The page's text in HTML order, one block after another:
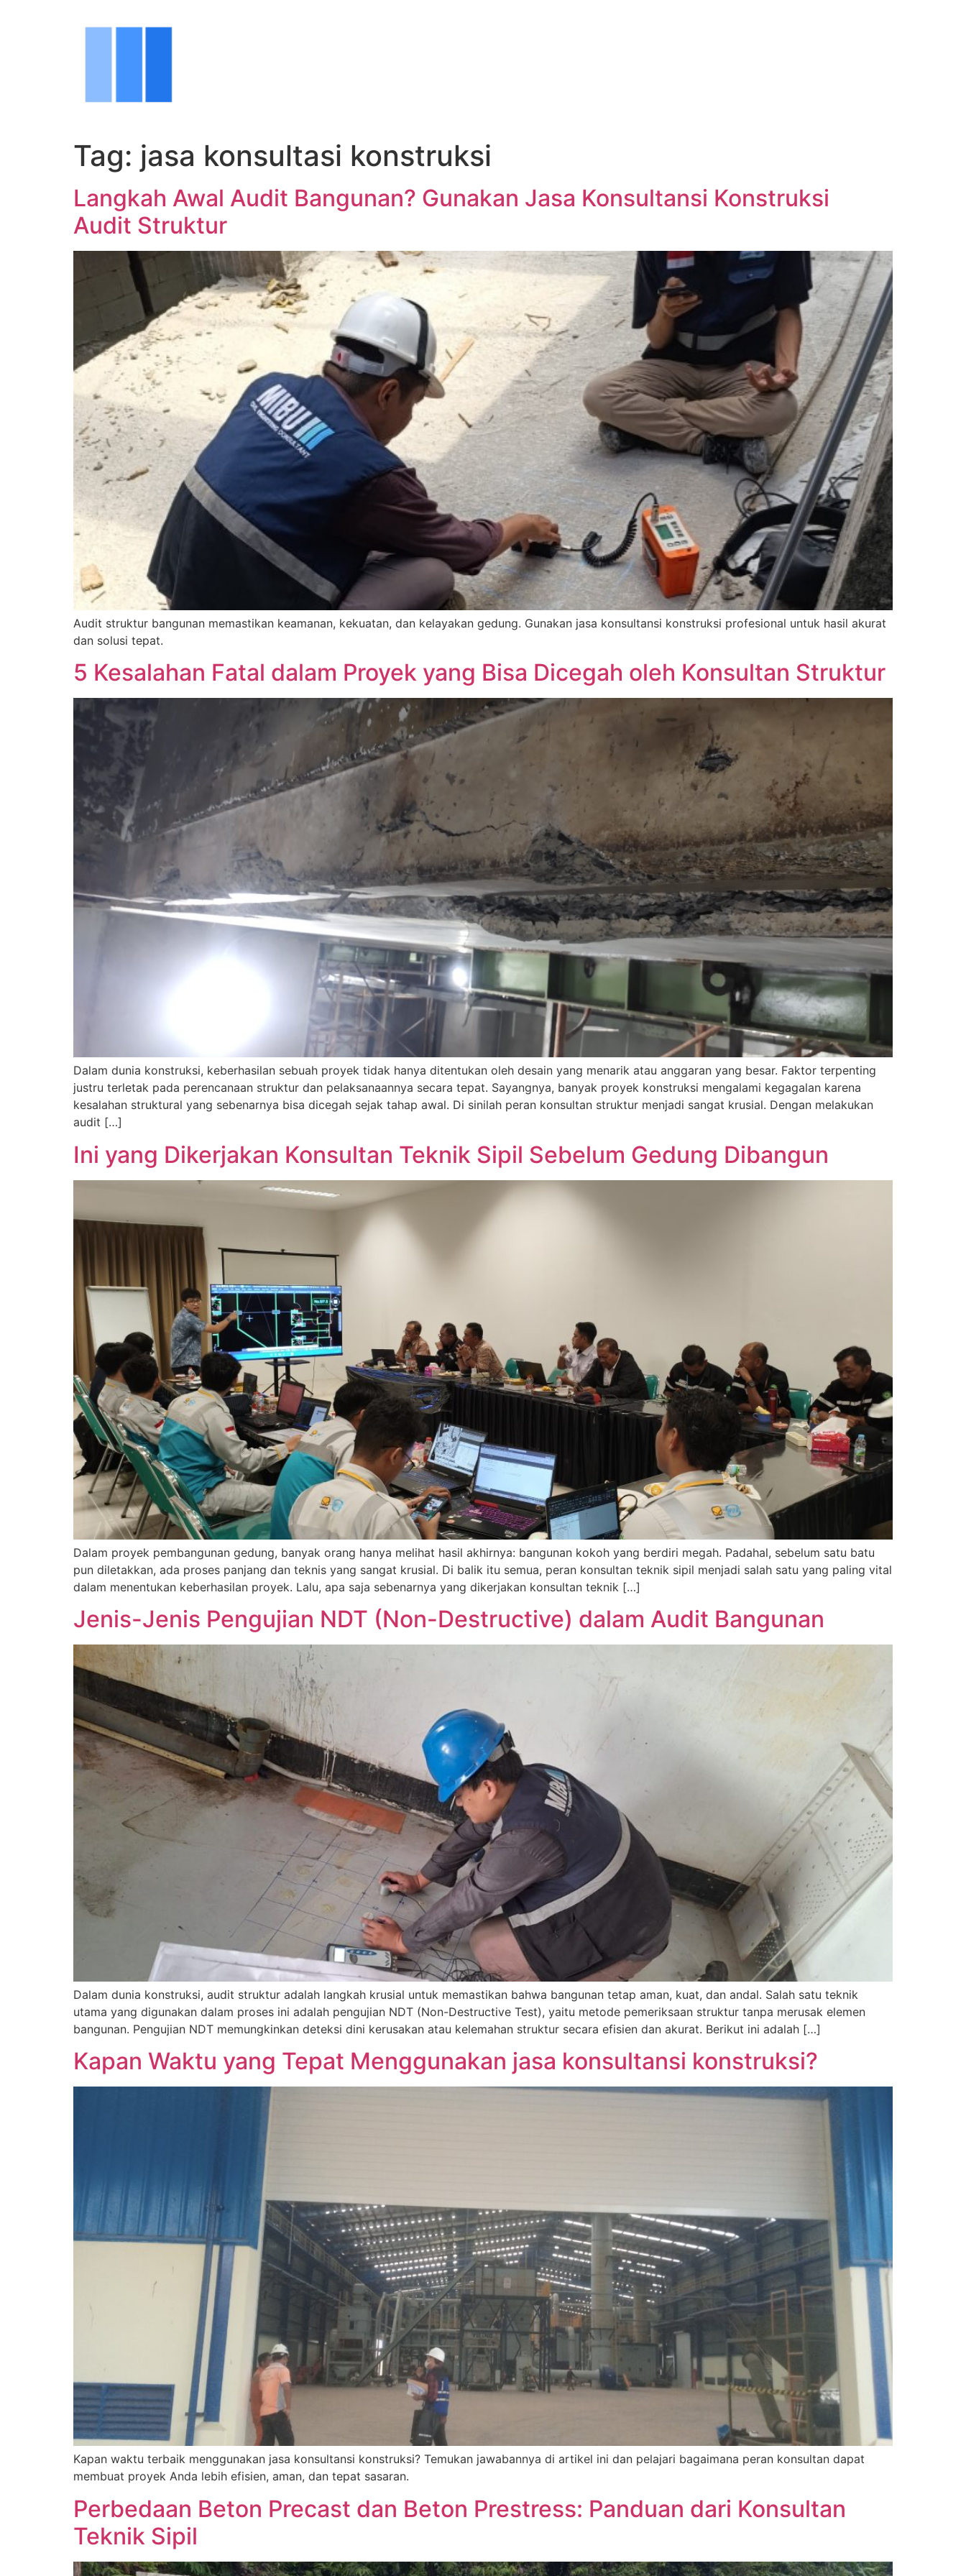
Tag: jasa konsultasi konstruksi
Langkah Awal Audit Bangunan? Gunakan Jasa Konsultansi Konstruksi
Audit Struktur
Audit struktur bangunan memastikan keamanan, kekuatan, dan kelayakan gedung. Gunakan jasa konsultansi konstruksi profesional untuk hasil akurat
dan solusi tepat.
5 Kesalahan Fatal dalam Proyek yang Bisa Dicegah oleh Konsultan Struktur
Dalam dunia konstruksi, keberhasilan sebuah proyek tidak hanya ditentukan oleh desain yang menarik atau anggaran yang besar. Faktor terpenting
justru terletak pada perencanaan struktur dan pelaksanaannya secara tepat. Sayangnya, banyak proyek konstruksi mengalami kegagalan karena
kesalahan struktural yang sebenarnya bisa dicegah sejak tahap awal. Di sinilah peran konsultan struktur menjadi sangat krusial. Dengan melakukan
audit […]
Ini yang Dikerjakan Konsultan Teknik Sipil Sebelum Gedung Dibangun
Dalam proyek pembangunan gedung, banyak orang hanya melihat hasil akhirnya: bangunan kokoh yang berdiri megah. Padahal, sebelum satu batu
pun diletakkan, ada proses panjang dan teknis yang sangat krusial. Di balik itu semua, peran konsultan teknik sipil menjadi salah satu yang paling vital
dalam menentukan keberhasilan proyek. Lalu, apa saja sebenarnya yang dikerjakan konsultan teknik […]
Jenis-Jenis Pengujian NDT (Non-Destructive) dalam Audit Bangunan
Dalam dunia konstruksi, audit struktur adalah langkah krusial untuk memastikan bahwa bangunan tetap aman, kuat, dan andal. Salah satu teknik
utama yang digunakan dalam proses ini adalah pengujian NDT (Non-Destructive Test), yaitu metode pemeriksaan struktur tanpa merusak elemen
bangunan. Pengujian NDT memungkinkan deteksi dini kerusakan atau kelemahan struktur secara efisien dan akurat. Berikut ini adalah […]
Kapan Waktu yang Tepat Menggunakan jasa konsultansi konstruksi?
Kapan waktu terbaik menggunakan jasa konsultansi konstruksi? Temukan jawabannya di artikel ini dan pelajari bagaimana peran konsultan dapat
membuat proyek Anda lebih efisien, aman, dan tepat sasaran.
Perbedaan Beton Precast dan Beton Prestress: Panduan dari Konsultan
Teknik Sipil